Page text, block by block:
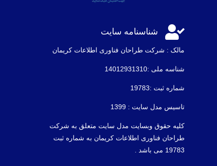
 شناسنامه سایت
مالک : شرکت طراحان فناوری اطلاعات كريمان
شناسه ملی :14012931310
شماره ثبت :19783
تاسیس مدل سایت : 1399
کلیه حقوق وبسایت مدل سایت متعلق به شرکت
طراحان فناوری اطلاعات کریمان به شماره ثبت
19783 می باشد .